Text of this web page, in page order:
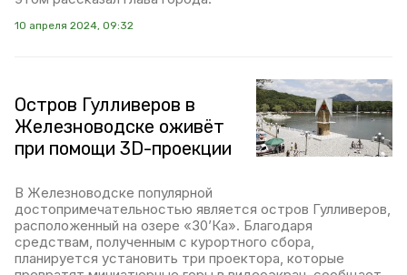
10 апреля 2024, 09:32
Остров Гулливеров в
Железноводске оживёт
при помощи 3D-проекции
В Железноводске популярной
достопримечательностью является остров Гулливеров,
расположенный на озере «30’Ка». Благодаря
средствам, полученным с курортного сбора,
планируется установить три проектора, которые